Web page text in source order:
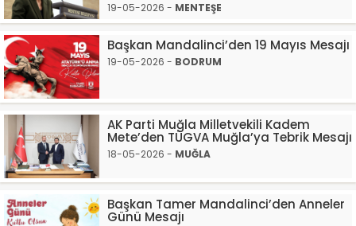
19-05-2026 - MENTEŞE
Başkan Mandalinci’den 19 Mayıs Mesajı
19-05-2026 - BODRUM
AK Parti Muğla Milletvekili Kadem
Mete’den TÜGVA Muğla’ya Tebrik Mesajı
18-05-2026 - MUĞLA
Başkan Tamer Mandalinci’den Anneler
Günü Mesajı